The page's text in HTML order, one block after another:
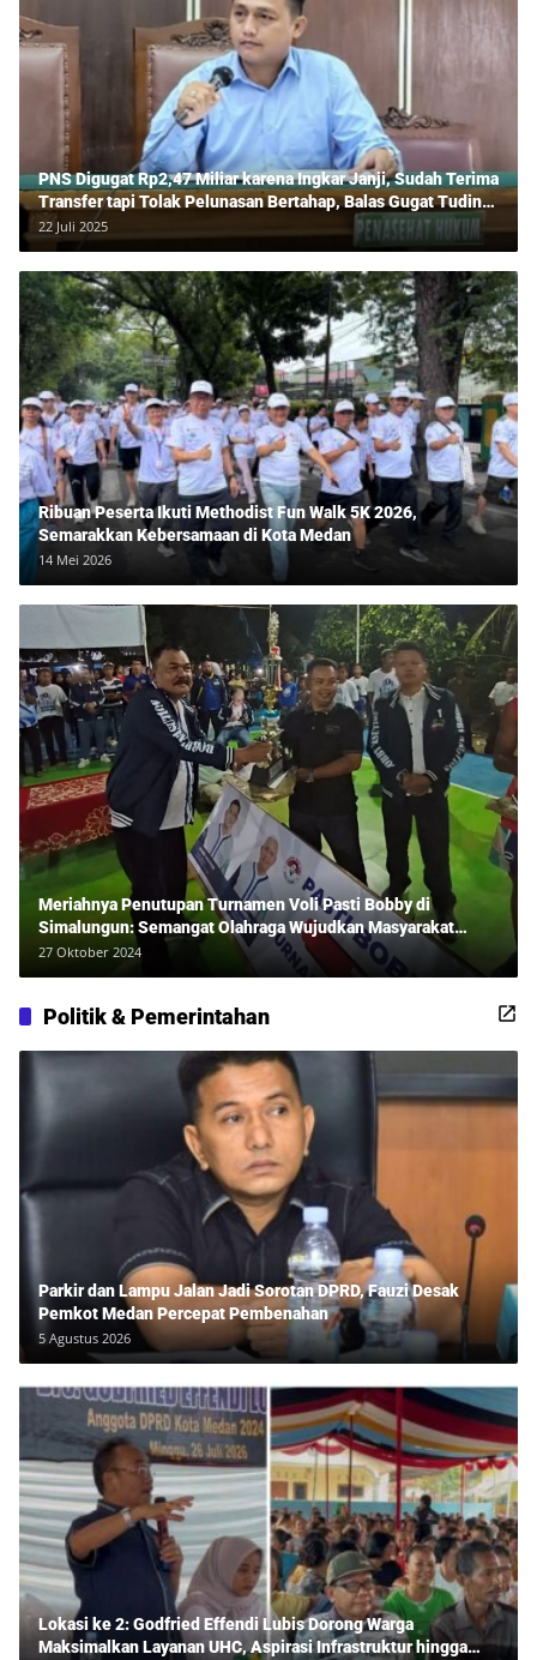
PNS Digugat Rp2,47 Miliar karena Ingkar Janji, Sudah Terima
Transfer tapi Tolak Pelunasan Bertahap, Balas Gugat Tuding
Lawan Tipu Rp850 Juta
22 Juli 2025
Ribuan Peserta Ikuti Methodist Fun Walk 5K 2026,
Semarakkan Kebersamaan di Kota Medan
14 Mei 2026
Meriahnya Penutupan Turnamen Voli Pasti Bobby di
Simalungun: Semangat Olahraga Wujudkan Masyarakat
Sehat Bersama Erwan Rozadi dan Ribuan Penonton!
27 Oktober 2024
Politik & Pemerintahan
Parkir dan Lampu Jalan Jadi Sorotan DPRD, Fauzi Desak
Pemkot Medan Percepat Pembenahan
5 Agustus 2026
Lokasi ke 2: Godfried Effendi Lubis Dorong Warga
Maksimalkan Layanan UHC, Aspirasi Infrastruktur hingga